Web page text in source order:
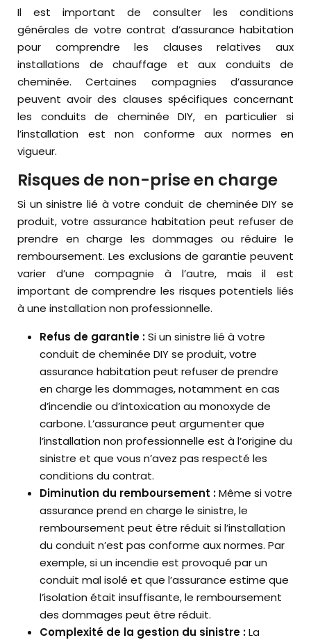
Il est important de consulter les conditions
générales de votre contrat d’assurance habitation
pour comprendre les clauses relatives aux
installations de chauffage et aux conduits de
cheminée. Certaines compagnies d’assurance
peuvent avoir des clauses spécifiques concernant
les conduits de cheminée DIY, en particulier si
l’installation est non conforme aux normes en
vigueur.
Risques de non-prise en charge
Si un sinistre lié à votre conduit de cheminée DIY se
produit, votre assurance habitation peut refuser de
prendre en charge les dommages ou réduire le
remboursement. Les exclusions de garantie peuvent
varier d’une compagnie à l’autre, mais il est
important de comprendre les risques potentiels liés
à une installation non professionnelle.
Refus de garantie :Si un sinistre lié à votre
conduit de cheminée DIY se produit, votre
assurance habitation peut refuser de prendre
en charge les dommages, notamment en cas
d’incendie ou d’intoxication au monoxyde de
carbone. L’assurance peut argumenter que
l’installation non professionnelle est à l’origine du
sinistre et que vous n’avez pas respecté les
conditions du contrat.
Diminution du remboursement :Même si votre
assurance prend en charge le sinistre, le
remboursement peut être réduit si l’installation
du conduit n’est pas conforme aux normes. Par
exemple, si un incendie est provoqué par un
conduit mal isolé et que l’assurance estime que
l’isolation était insuffisante, le remboursement
des dommages peut être réduit.
Complexité de la gestion du sinistre :La